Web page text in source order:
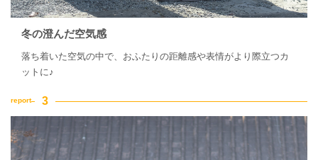
冬の澄んだ空気感
落ち着いた空気の中で、おふたりの距離感や表情がより際立つカ
ットに♪